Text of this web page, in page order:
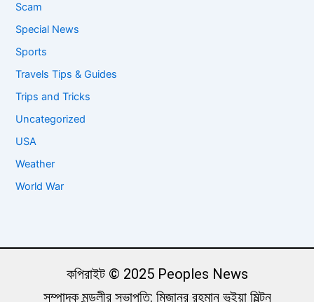
Scam
Special News
Sports
Travels Tips & Guides
Trips and Tricks
Uncategorized
USA
Weather
World War
কপিরাইট © 2025 Peoples News
সম্পাদক মন্ডলীর সভাপতি: মিজানুর রহমান ভুইয়া মিল্টন